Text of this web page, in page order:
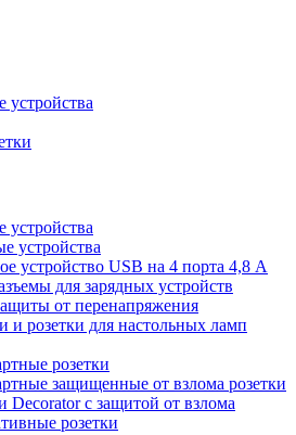
устройства
устройства
устройства
устройство USB на 4 порта 4,8 А
для зарядных устройств
от перенапряжения
и розетки для настольных ламп
розетки
защищенные от взлома розетки
Decorator с защитой от взлома
розетки